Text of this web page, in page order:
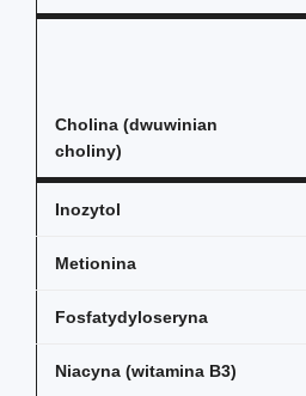
Cholina (dwuwinian
choliny)
Inozytol
Metionina
Fosfatydyloseryna
Niacyna (witamina B3)